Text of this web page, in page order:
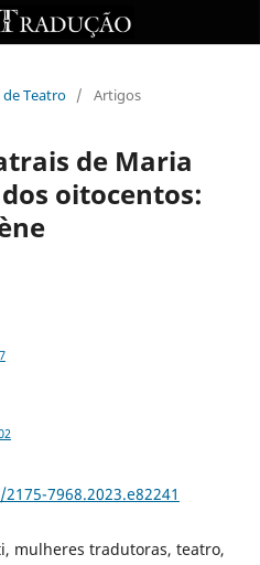
de Teatro / Artigos
de Maria
oitocentos:
7968.2023.e82241
mulheres tradutoras, teatro,